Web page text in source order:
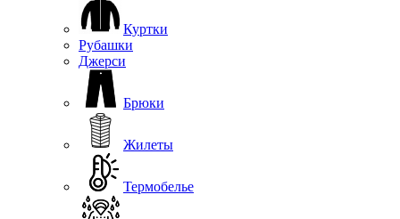
Куртки
Рубашки
Джерси
Брюки
Жилеты
Термобелье